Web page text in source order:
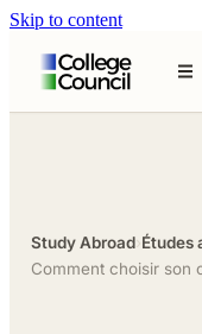
Skip to content
Study Abroad›Études
Comment choisir son